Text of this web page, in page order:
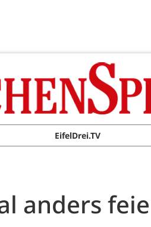
EifelDrei.TV
anders